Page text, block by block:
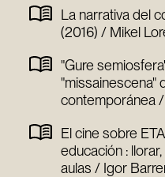
La narrativa del
(2016) / Mikel
"Gure
"missainescena"
contemporánea
El cine sobre
educación :
aulas / Igor